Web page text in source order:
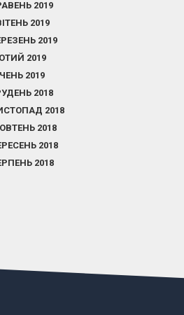
2019
2019
2019
2019
2019
2018
2018
2018
2018
2018